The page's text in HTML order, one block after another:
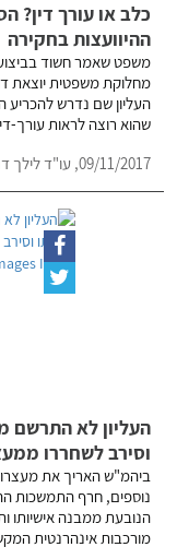
כלב או עורך דין?
ההיוועצות בחקירה
משפט שאמר חשוד
מחלוקת משפטית יוצאת
שהוא רוצה לראות עורך-
09/11/2017, עו"ד לילך
העליון לא התרשם
וסירב לשחררו
ביהמ"ש האריך את
נוספים, חרף התמשכות
הנובעת ממבנה אישיותו
מורכבות אינהרנטית